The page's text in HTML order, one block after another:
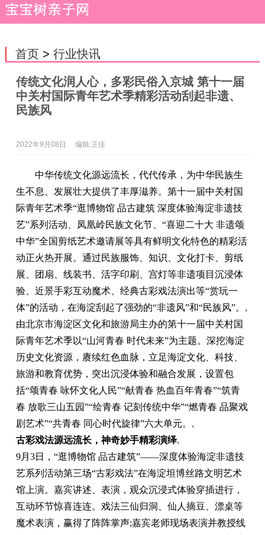
首页> 行业快讯
传统文化润人心，多彩民俗入京城 第十一届
中关村国际青年艺术季精彩活动刮起非遗、
民族风
2022年9月08日 编辑:王佳
中华传统文化源远流长，代代传承，为中华民族生
生不息、发展壮大提供了丰厚滋养。第十一届中关村国
际青年艺术季“逛博物馆 品古建筑 深度体验海淀非遗技
艺”系列活动、凤凰岭民族文化节、“喜迎二十大 非遗颂
中华”全国剪纸艺术邀请展等具有鲜明文化特色的精彩活
动正火热开展。通过民族服饰、知识、文化打卡、剪纸
展、团扇、线装书、活字印刷、宫灯等非遗项目沉浸体
验、近景手彩互动魔术、经典古彩戏法演出等“赏玩一
体”的活动，在海淀刮起了强劲的“非遗风”和“民族风”。 ,
由北京市海淀区文化和旅游局主办的第十一届中关村国
际青年艺术季以“山河青春 时代未来”为主题。深挖海淀
历史文化资源，赓续红色血脉，立足海淀文化、科技、
旅游和教育优势，突出沉浸体验和融合发展，设置包
括“颂青春 咏怀文化人民”“献青春 热血百年青春”“筑青
春 放歌三山五园”“绘青春 记刻传统中华”“燃青春 品聚戏
剧艺术”“共青春 同心时代旋律”六大单元。 ,
古彩戏法源远流长，神奇妙手精彩演绎,
9月3日，“逛博物馆 品古建筑”——深度体验海淀非遗技
艺系列活动第三场“古彩戏法”在海淀坦博丝路文明艺术
馆上演。嘉宾讲述、表演，观众沉浸式体验穿插进行，
互动环节惊喜连连。戏法三仙归洞、仙人摘豆、漂桌等
魔术表演，赢得了阵阵掌声;嘉宾老师现场表演并教授线